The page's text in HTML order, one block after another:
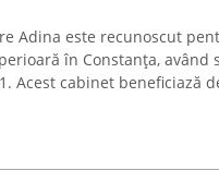
Adina este recunoscut
în Constanța, având
Acest cabinet beneficiază